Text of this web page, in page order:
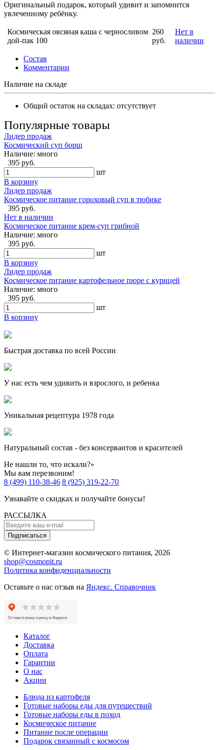
Оригинальный подарок, который удивит и запомнится
увлеченному ребёнку.
Космическая овсяная каша с черносливом
дой-пак 100
260
руб.
Нет в
наличии
Состав
Комментарии
Наличие на складе
Общий остаток на складах: отсутствует
Популярные товары
Лидер продаж
Космический суп борщ
Наличие: много
395 руб.
шт
В корзину
Лидер продаж
Космическое питание гороховый суп в тюбике
395 руб.
Нет в наличии
Космическое питание крем-суп грибной
Наличие: много
395 руб.
шт
В корзину
Лидер продаж
Космическое питание картофельное пюре с курицей
Наличие: много
395 руб.
шт
В корзину
Быстрая доставка по всей России
У нас есть чем удивить и взрослого, и ребенка
Уникальная рецептура 1978 года
Натуральный состав - без консервантов и красителей
Не нашли то, что искали?»
Мы вам перезвоним!
8 (499) 110-38-46 8 (925) 319-22-70
Узнавайте о скидках и получайте бонусы!
РАССЫЛКА
Подписаться
© Интернет-магазин космического питания, 2026
shop@cosmopit.ru
Политика конфиденциальности
Оставьте о нас отзыв на Яндекс. Справочник
Каталог
Доставка
Оплата
Гарантии
О нас
Акции
Блюда из картофеля
Готовые наборы еды для путешествий
Готовые наборы еды в поход
Космическое питание
Питание после операции
Подарок связанный с космосом